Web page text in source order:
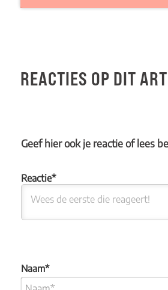
REACTIES OP DIT
Geef hier ook je reactie of lees
Naam*